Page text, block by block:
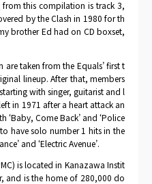
this compilation is track 3,
by the Clash in 1980 for th
brother Ed had on CD boxset,
taken from the Equals’ first t
lineup. After that, members
with singer, guitarist and l
in 1971 after a heart attack an
Come Back’ and ‘Police
have solo number 1 hits in the
and ‘Electric Avenue’.
is located in Kanazawa Instit
and is the home of 280,000 do